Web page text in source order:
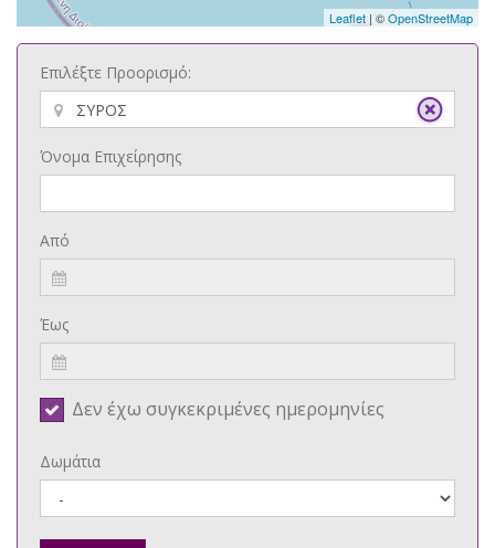
Leaflet | ©OpenStreetMap
Επιλέξτε Προορισμό:
Όνομα Επιχείρησης
Από
Έως
Δεν έχω συγκεκριμένες ημερομηνίες
Δωμάτια